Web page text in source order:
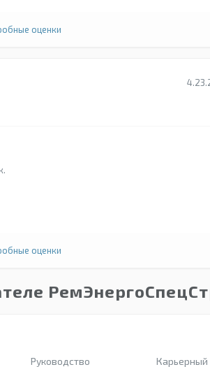
оценки
оценки
Руководство Карьерный